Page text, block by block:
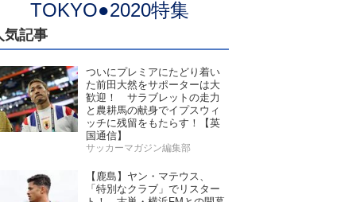
TOKYO●2020特集
気記事
ついにプレミアにたどり着い
た前田大然をサポーターは大
歓迎！ サラブレットの走力
と農耕馬の献身でイプスウィ
ッチに残留をもたらす！【英
国通信】
サッカーマガジン編集部
【鹿島】ヤン・マテウス、
「特別なクラブ」でリスター